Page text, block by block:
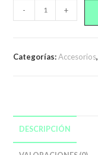
Esponjas
cantidad
- +
Categorías:Accesorios,
DESCRIPCIÓN